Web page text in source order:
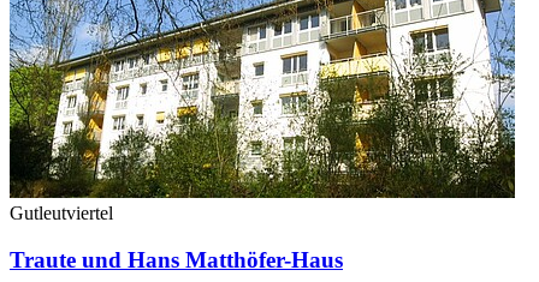
Gutleutviertel
Traute und Hans Matthöfer-Haus